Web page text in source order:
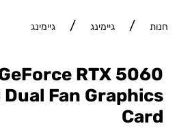
חנות / גיימינג / גיימינג
RTX 5060
Dual Fan Graphics
Card